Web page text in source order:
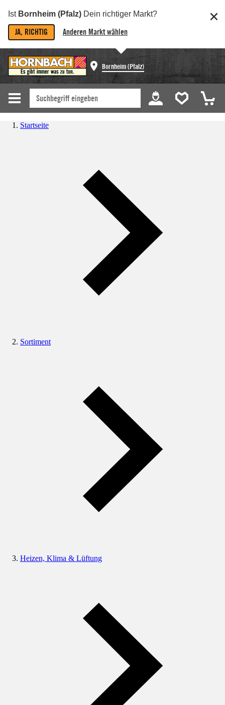
Ist Bornheim (Pfalz) Dein richtiger Markt?
JA, RICHTIG Anderen Markt wählen
Bornheim (Pfalz)
Startseite
Sortiment
Heizen, Klima & Lüftung